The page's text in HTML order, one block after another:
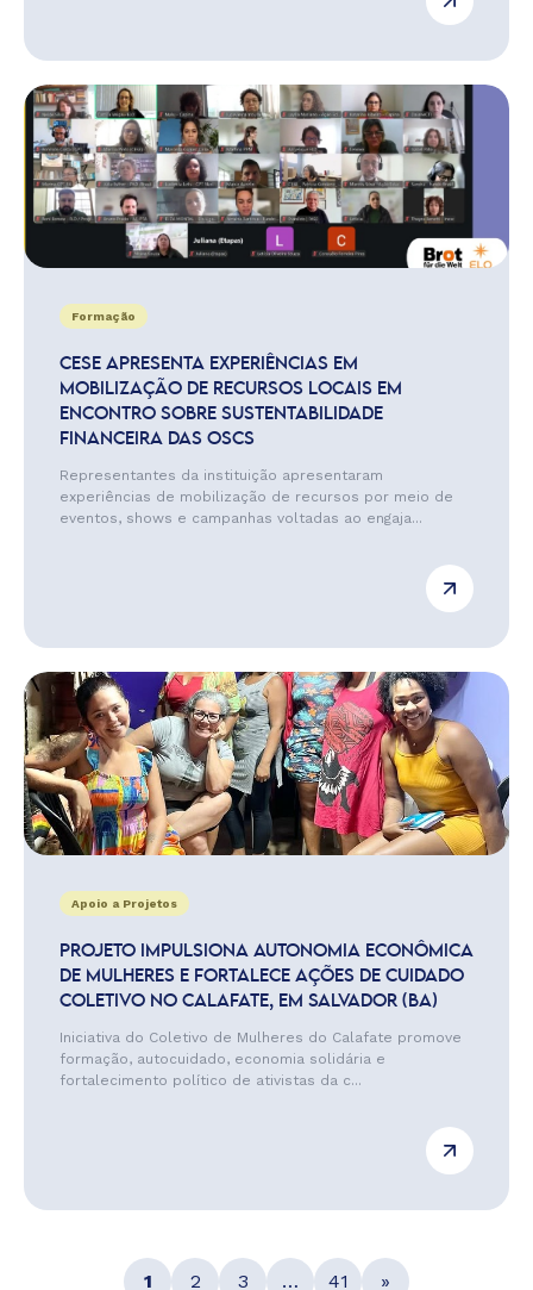
Formação
CESE APRESENTA EXPERIÊNCIAS EM
MOBILIZAÇÃO DE RECURSOS LOCAIS EM
ENCONTRO SOBRE SUSTENTABILIDADE
FINANCEIRA DAS OSCS
Representantes da instituição apresentaram
experiências de mobilização de recursos por meio de
eventos, shows e campanhas voltadas ao engaja...
Apoio a Projetos
PROJETO IMPULSIONA AUTONOMIA ECONÔMICA
DE MULHERES E FORTALECE AÇÕES DE CUIDADO
COLETIVO NO CALAFATE, EM SALVADOR (BA)
Iniciativa do Coletivo de Mulheres do Calafate promove
formação, autocuidado, economia solidária e
fortalecimento político de ativistas da c...
1 2 3 … 41 »